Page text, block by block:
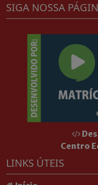
SIGA NOSSA
Centro
LINKS ÚTEIS